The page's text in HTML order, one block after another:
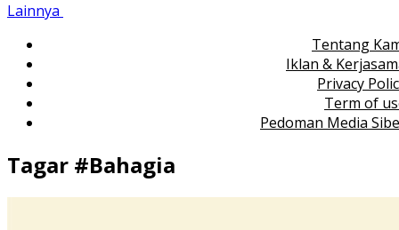
Lainnya
Tentang
Iklan &
Privacy
Term of
Pedoman Media
Tagar #Bahagia